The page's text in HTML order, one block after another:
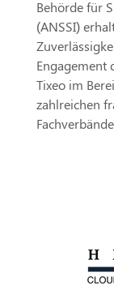
Behörde für
(ANSSI)
Engagement
Tixeo im
zahlreichen